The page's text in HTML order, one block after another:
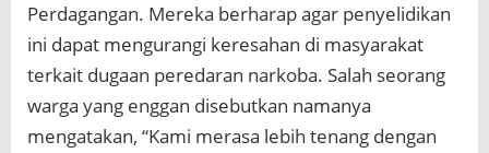
Perdagangan. Mereka berharap agar penyelidikan
ini dapat mengurangi keresahan di masyarakat
terkait dugaan peredaran narkoba. Salah seorang
warga yang enggan disebutkan namanya
mengatakan, “Kami merasa lebih tenang dengan